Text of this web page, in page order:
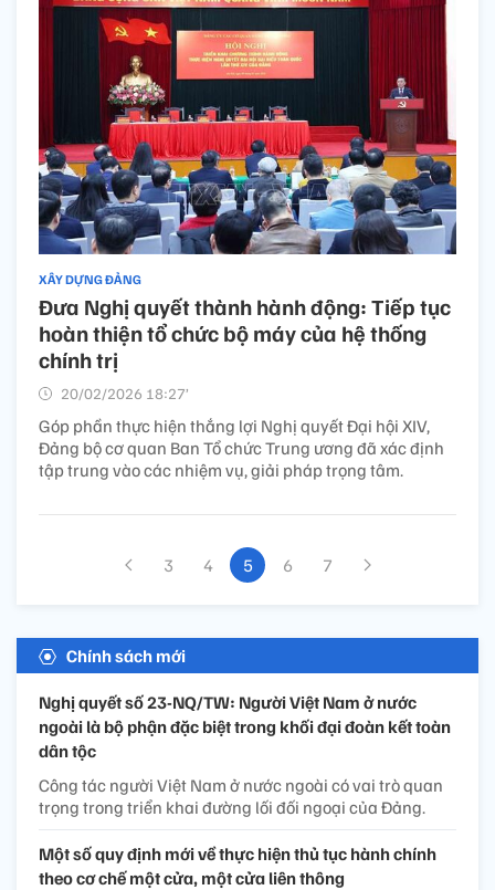
XÂY DỰNG ĐẢNG
Đưa Nghị quyết thành hành động: Tiếp tục
hoàn thiện tổ chức bộ máy của hệ thống
chính trị
20/02/2026 18:27’
Góp phần thực hiện thắng lợi Nghị quyết Đại hội XIV,
Đảng bộ cơ quan Ban Tổ chức Trung ương đã xác định
tập trung vào các nhiệm vụ, giải pháp trọng tâm.
3 4 5 6 7
Chính sách mới
Nghị quyết số 23-NQ/TW: Người Việt Nam ở nước
ngoài là bộ phận đặc biệt trong khối đại đoàn kết toàn
dân tộc
Công tác người Việt Nam ở nước ngoài có vai trò quan
trọng trong triển khai đường lối đối ngoại của Đảng.
Một số quy định mới về thực hiện thủ tục hành chính
theo cơ chế một cửa, một cửa liên thông